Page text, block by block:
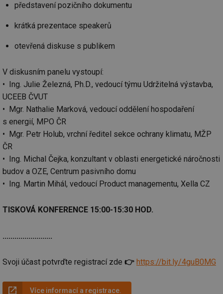
představení pozičního dokumentu
krátká prezentace speakerů
otevřená diskuse s publikem
V diskusním panelu vystoupí:
• Ing. Julie Železná, Ph.D., vedoucí týmu Udržitelná výstavba,
UCEEB ČVUT
• Mgr. Nathalie Marková, vedoucí oddělení hospodaření
s energií, MPO ČR
• Mgr. Petr Holub, vrchní ředitel sekce ochrany klimatu, MŽP
ČR
• Ing. Michal Čejka, konzultant v oblasti energetické náročnosti
budov a OZE, Centrum pasivního domu
• Ing. Martin Mihál, vedoucí Product managementu, Xella CZ
TISKOVÁ KONFERENCE 15:00-15:30 HOD.
.........................
Svoji účast potvrďte registrací zde 👉 https://bit.ly/4guB0MG
Více informací a registrace.